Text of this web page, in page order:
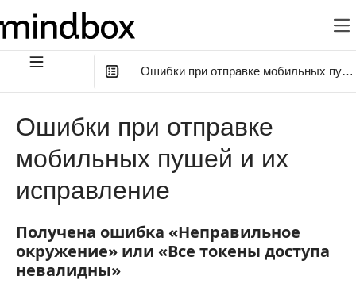
Ошибки при отправке мобильных
Ошибки в старой интеграции мобильных пушей
Установка приложения не зарегистрирована в Azure
Mobile push integration for this endpoint is not found
Пустой статус и письмо пустое
Ошибки при отправке
мобильных пушей и их
исправление
Получена ошибка «Неправильное
Получена ошибка «Неправильное
окружение» или «Все токены доступа
невалидны»